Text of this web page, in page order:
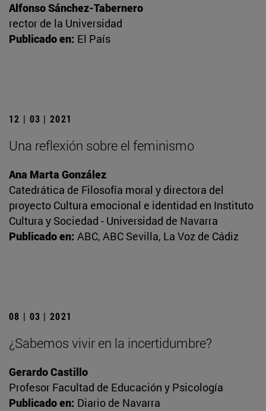
Alfonso Sánchez-Tabernero
rector de la Universidad
Publicado en: El País
12 | 03 | 2021
Una reflexión sobre el feminismo
Ana Marta González
Catedrática de Filosofía moral y directora del
proyecto Cultura emocional e identidad en Instituto
Cultura y Sociedad - Universidad de Navarra
Publicado en: ABC, ABC Sevilla, La Voz de Cádiz
08 | 03 | 2021
¿Sabemos vivir en la incertidumbre?
Gerardo Castillo
Profesor Facultad de Educación y Psicología
Publicado en: Diario de Navarra